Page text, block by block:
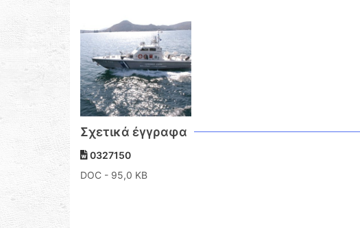
Σχετικά έγγραφα
0327150
DOC - 95,0 KB